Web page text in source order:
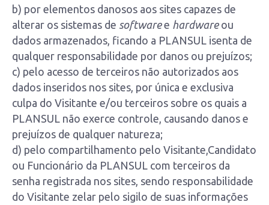
b) por elementos danosos aos sites capazes de
alterar os sistemas de softwaree hardwareou
dados armazenados, ficando a PLANSUL isenta de
qualquer responsabilidade por danos ou prejuízos;
c) pelo acesso de terceiros não autorizados aos
dados inseridos nos sites, por única e exclusiva
culpa do Visitante e/ou terceiros sobre os quais a
PLANSUL não exerce controle, causando danos e
prejuízos de qualquer natureza;
d) pelo compartilhamento pelo Visitante,Candidato
ou Funcionário da PLANSUL com terceiros da
senha registrada nos sites, sendo responsabilidade
do Visitante zelar pelo sigilo de suas informações